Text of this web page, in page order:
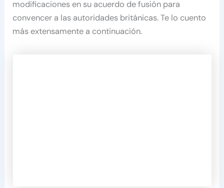
modificaciones en su acuerdo de fusión para
convencer a las autoridades británicas. Te lo cuento
más extensamente a continuación.